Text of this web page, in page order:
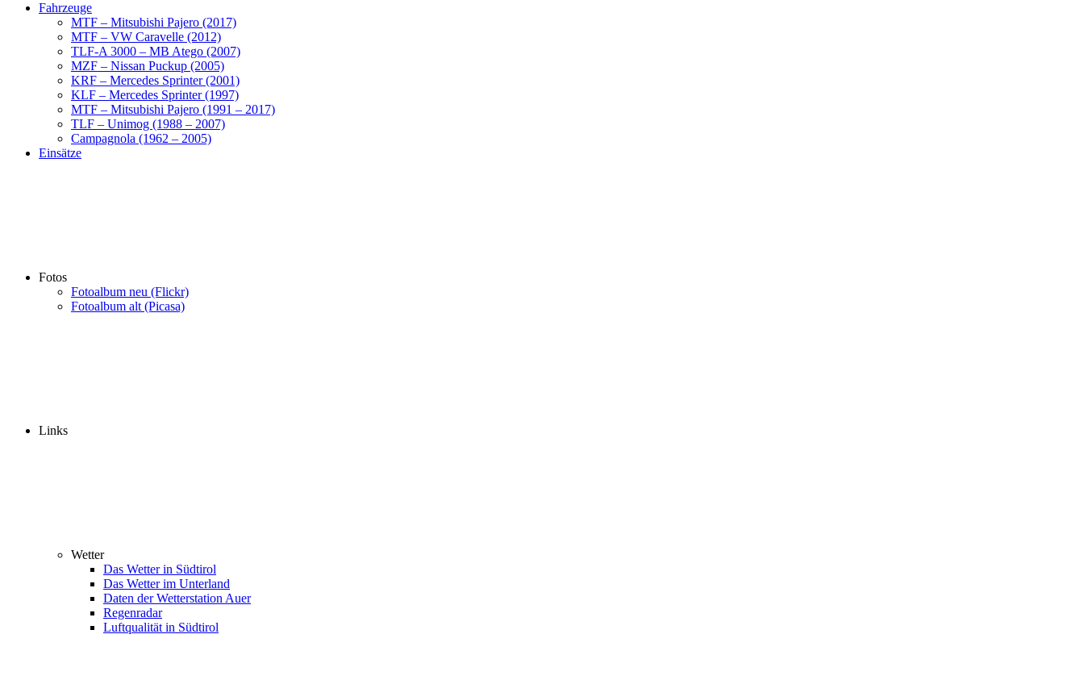
Fahrzeuge
MTF – Mitsubishi Pajero (2017)
MTF – VW Caravelle (2012)
TLF-A 3000 – MB Atego (2007)
MZF – Nissan Puckup (2005)
KRF – Mercedes Sprinter (2001)
KLF – Mercedes Sprinter (1997)
MTF – Mitsubishi Pajero (1991 – 2017)
TLF – Unimog (1988 – 2007)
Campagnola (1962 – 2005)
Einsätze
Fotos
Fotoalbum neu (Flickr)
Fotoalbum alt (Picasa)
Links
Wetter
Das Wetter in Südtirol
Das Wetter im Unterland
Daten der Wetterstation Auer
Regenradar
Luftqualität in Südtirol